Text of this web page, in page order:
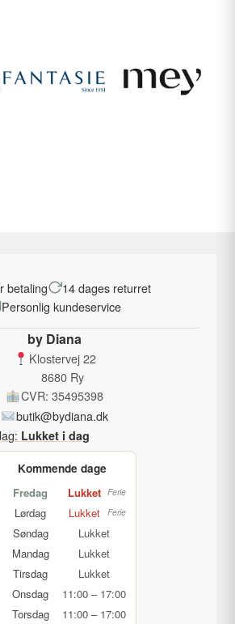
betaling
14 dages returret
Personlig kundeservice
by Diana
Klostervej 22
8680 Ry
CVR: 35495398
butik@bydiana.dk
Lukket i dag
Kommende dage
Fredag
Lukket Ferie
Lørdag Lukket Ferie
Søndag
Lukket
Mandag
Lukket
Tirsdag
Lukket
Onsdag
11:00 – 17:00
Torsdag
11:00 – 17:00